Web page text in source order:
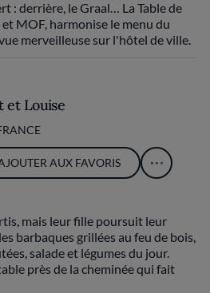
: derrière, le Graal… La Table de
MOF, harmonise le menu du
merveilleuse sur l'hôtel de ville.
et Louise
AUX FAVORIS
mais leur fille poursuit leur
barbaques grillées au feu de bois,
salade et légumes du jour.
près de la cheminée qui fait